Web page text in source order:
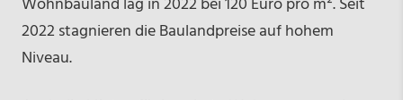
Wohnbauland lag in 2022 bei 120 Euro pro m². Seit
2022 stagnieren die Baulandpreise auf hohem
Niveau.